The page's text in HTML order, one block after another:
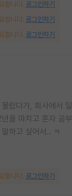
합니다. 로그인하기
합니다. 로그인하기
합니다. 로그인하기
랐다가, 회사에서
을 마치고 혼자 공
하고 싶어서.. ㅋ
합니다. 로그인하기